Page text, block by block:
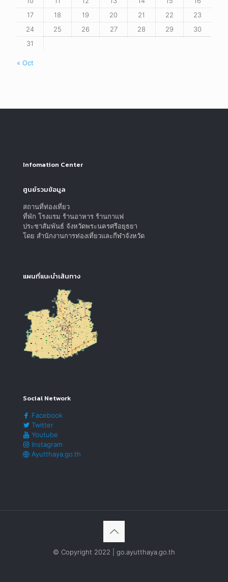
17
18 19 20 21 22
23
24
25 26 27 28 29
30
31
« Oct
Infomation Center
ศูนย์รวมข้อมูล
สถานที่ท่องเที่ยว
ที่พัก โรงแรม ร้านอาหาร ร้านกาแฟ
ประชาสัมพันธ์ จังหวัดพระนครศรีอยุธยา
โดย สำนักงานการท่องเที่ยวและกีฬาจังหวัด
แผนที่แนะนำเส้นทาง
Social Network
Facebook
Twitter
Youtube
Instagram
Ayutthaya.go.th
© Copyright 2022 | go.ayutthaya.go.th